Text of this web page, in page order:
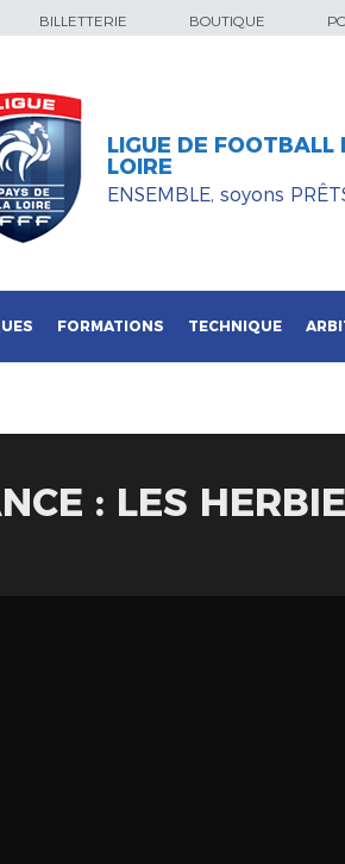
BILLETTERIE BOUTIQUE
LIGUE DE FOOTBALL
LOIRE
ENSEMBLE, soyons
FORMATIONS TECHNIQUE
: LES